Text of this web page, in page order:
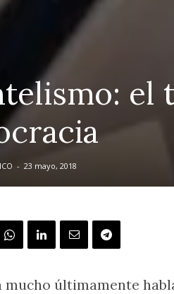
el
- 23 mayo, 2018
mucho últimamente